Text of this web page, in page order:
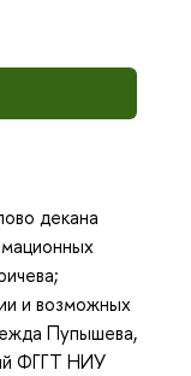
декана
и возможных
Пупышева,
ФГГТ НИУ